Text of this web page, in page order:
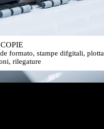
formato, stampe difgitali,
rilegature